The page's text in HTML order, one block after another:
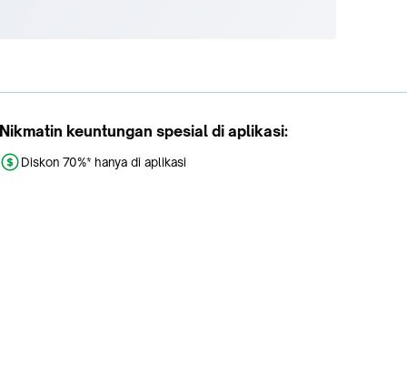
Nikmatin keuntungan spesial di aplikasi:
Diskon 70%* hanya di aplikasi